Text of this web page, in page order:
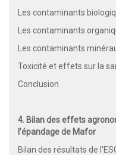
Les contaminants
Les contaminants
Les contaminants
Toxicité et effets sur la
Conclusion
4. Bilan des effets
l’épandage de Mafor
Bilan des résultats de